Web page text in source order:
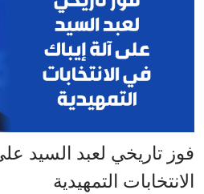
فوز تاريخي لعبد السيد
الانتخابات التمهيدية